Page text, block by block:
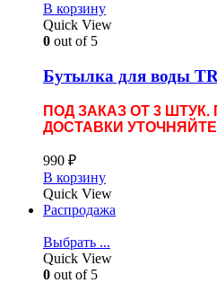
В корзину
Quick View
0 out of 5
Бутылка для воды
ПОД ЗАКАЗ ОТ 3
ДОСТАВКИ УТОЧНЯЙТЕ
990 ₽
В корзину
Quick View
Распродажа
Выбрать ...
Quick View
0 out of 5